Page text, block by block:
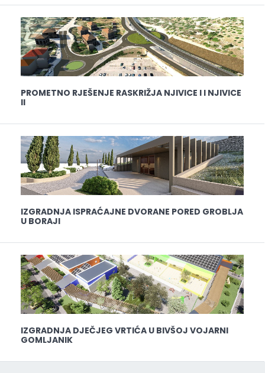
PROMETNO RJEŠENJE RASKRIŽJA NJIVICE I I NJIVICE
II
IZGRADNJA ISPRAĆAJNE DVORANE PORED GROBLJA
U BORAJI
IZGRADNJA DJEČJEG VRTIĆA U BIVŠOJ VOJARNI
GOMLJANIK